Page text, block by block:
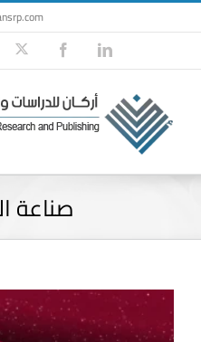
Skip
to
content
LinkedIn
Facebook
صناعة